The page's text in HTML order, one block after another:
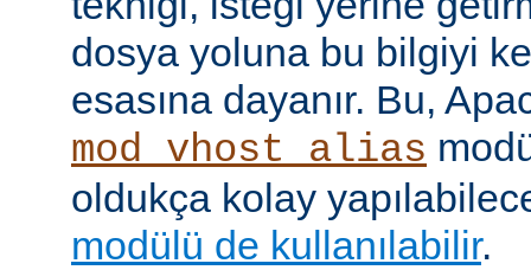
dosya yoluna bu bilgiyi
esasına dayanır. Bu,
mod_vhost_alias
oldukça kolay
modülü de kullanılabilir.